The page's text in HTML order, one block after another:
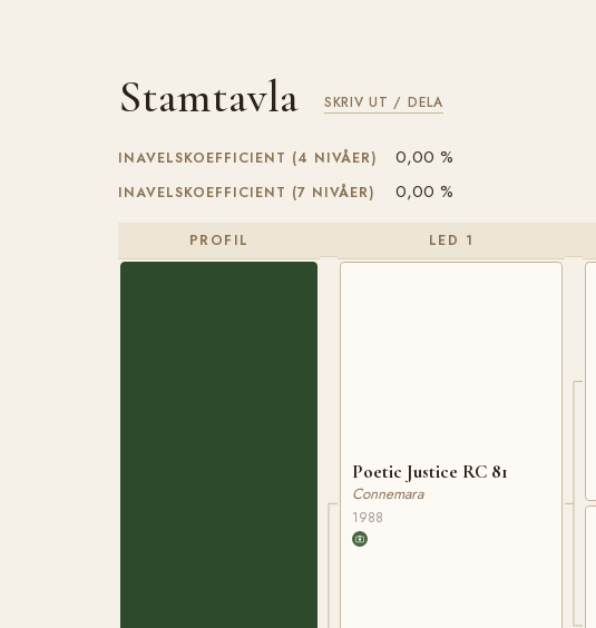
Stamtavla SKRIV UT / DELA
INAVELSKOEFFICIENT (4 NIVÅER) 0,00 %
INAVELSKOEFFICIENT (7 NIVÅER) 0,00 %
PROFIL LED 1
Poetic Justice RC 81
Connemara
1988